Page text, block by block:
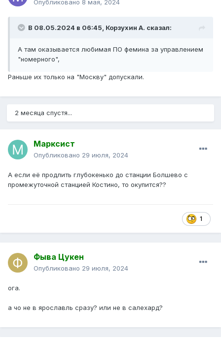
Опубликовано 8 мая, 2024
В 08.05.2024 в 06:45, Корзухин А. сказал:
А там оказывается любимая ПО фемина за управлением
"номерного",
Раньше их только на "Москву" допускали.
2 месяца спустя...
Марксист
Опубликовано 29 июля, 2024
А если её продлить глубокенько до станции Болшево с
промежуточной станцией Костино, то окупится??
1
Фыва Цукен
Опубликовано 29 июля, 2024
ога.
а чо не в ярославль сразу? или не в салехард?